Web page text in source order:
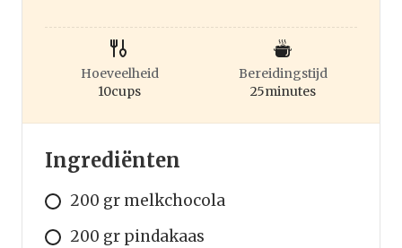
Hoeveelheid
10cups
Bereidingstijd
25minutes
Ingrediënten
200 gr melkchocola
200 gr pindakaas